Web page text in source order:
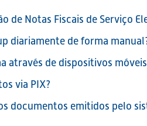
de Notas Fiscais de Serviço
diariamente de forma
através de dispositivos
via PIX?
documentos emitidos pelo